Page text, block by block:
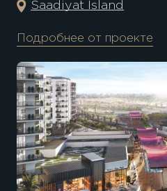
Saadiyat Island
Подробнее от проекте